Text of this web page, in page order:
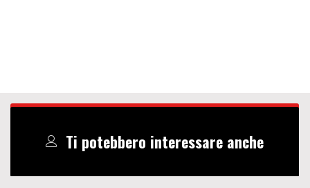
Ti potebbero interessare anche